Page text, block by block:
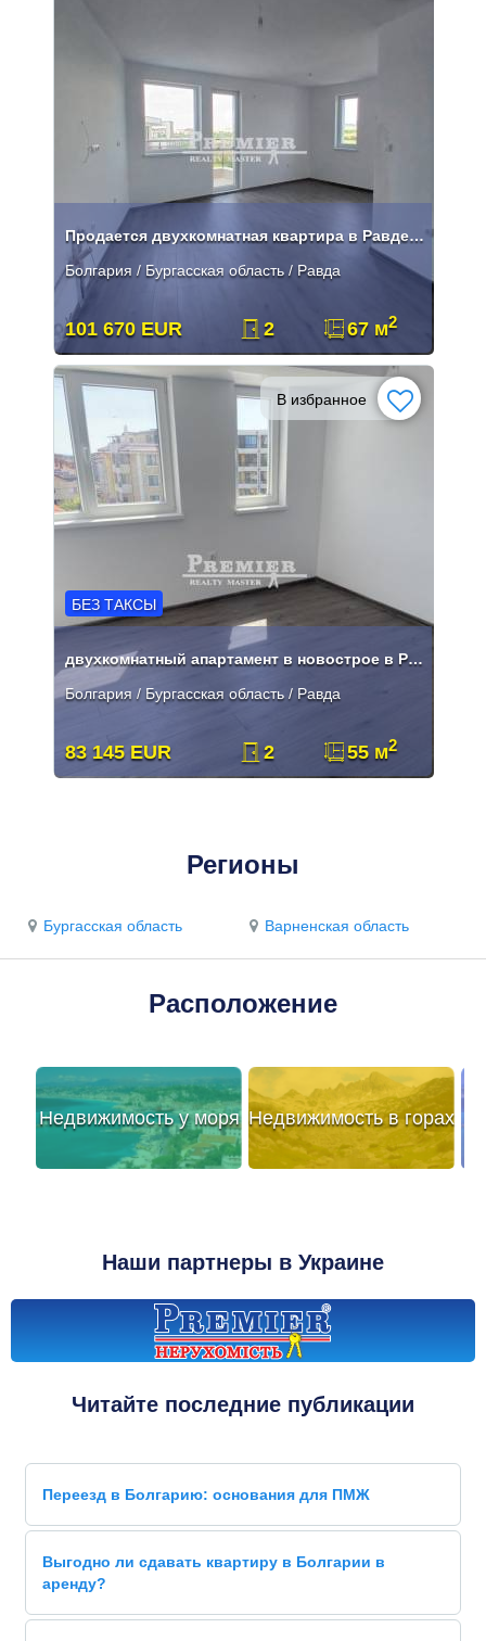
Продается двухкомнатная квартира в Равде. законченное строительство, н
Болгария / Бургасская область / Равда
101 670 EUR 2 67 м2
В избранное
БЕЗ ТАКСЫ
двухкомнатный апартамент в новострое в Равде
Болгария / Бургасская область / Равда
83 145 EUR 2 55 м2
Регионы
Бургасская область Варненская область
Расположение
Недвижимость у моря Недвижимость в горах
Наши партнеры в Украине
Читайте последние публикации
Переезд в Болгарию: основания для ПМЖ
Выгодно ли сдавать квартиру в Болгарии в
аренду?